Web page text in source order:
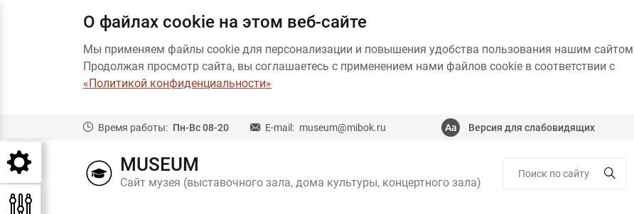
О файлах cookie на этом веб-сайте
Мы применяем файлы cookie для персонализации и повышения удобства пользования нашим
Продолжая просмотр сайта, вы соглашаетесь с применением нами файлов cookie в соответствии с
«Политикой конфиденциальности»
Время работы: Пн-Вс 08-20 E-mail: museum@mibok.ru Версия для слабовидящих
MUSEUM
Сайт музея (выставочного зала, дома культуры, концертного зала)